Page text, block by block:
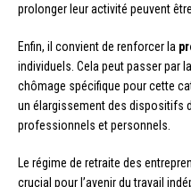
prolonger leur activité peuvent
Enfin, il convient de renforcer la
individuels. Cela peut passer par
chômage spécifique pour cette
un élargissement des dispositifs
professionnels et personnels.
Le régime de retraite des
crucial pour l’avenir du travail